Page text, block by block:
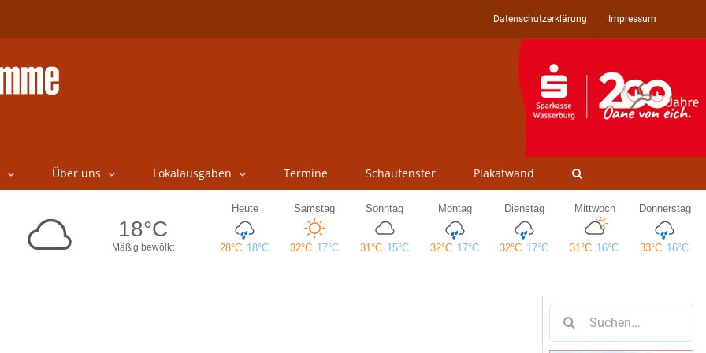
Datenschutzerklärung Impressum
Über uns Lokalausgaben Termine Schaufenster Plakatwand
nach: